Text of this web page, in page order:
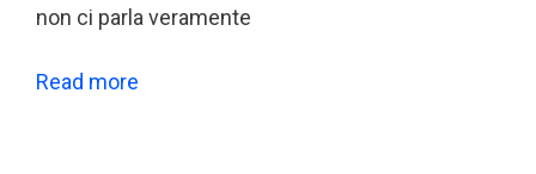
non ci parla veramente
Read more